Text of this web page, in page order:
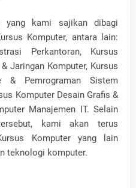
yang kami sajikan dibagi
Komputer, antara lain:
Perkantoran, Kursus
Jaringan Komputer, Kursus
& Pemrograman Sistem
Komputer Desain Grafis &
Manajemen IT. Selain
kami akan terus
Komputer yang lain
teknologi komputer.